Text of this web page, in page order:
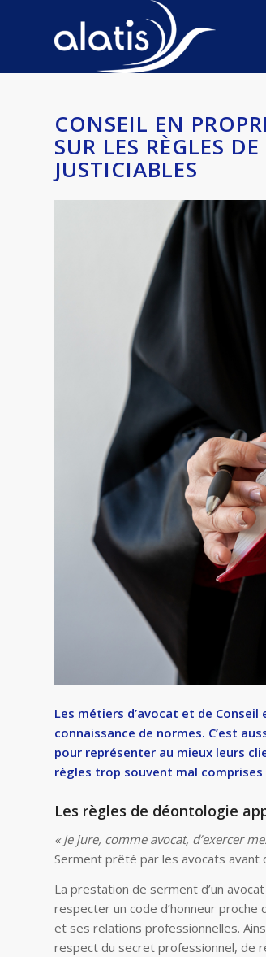
CONSEIL EN
SUR LES RÈGLES
JUSTICIABLES
Les métiers d’avocat et de
connaissance de normes. C’est
pour représenter au mieux leurs
règles trop souvent mal comprises
Les règles de déontologie
« Je jure, commeavocat, d’exercer
Serment prêté par les avocats avant
La prestation de serment d’un
respecter un code d’honneur
et ses relations professionnelles.
respect du secret professionnel, de